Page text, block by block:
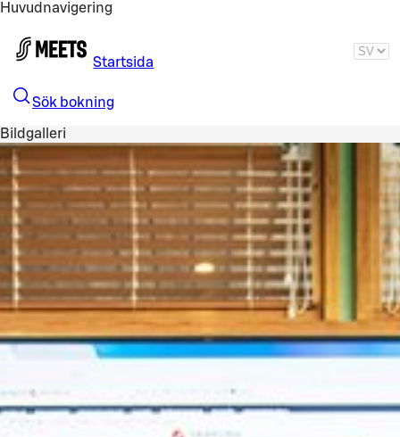
Huvudnavigering
Startsida
Sök bokning
Bildgalleri